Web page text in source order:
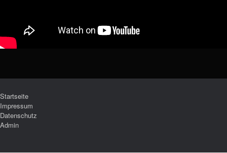
Startseite
Impressum
Datenschutz
Admin